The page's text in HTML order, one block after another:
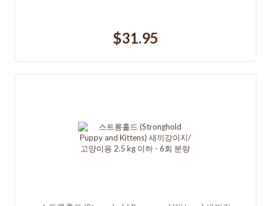
$31.95